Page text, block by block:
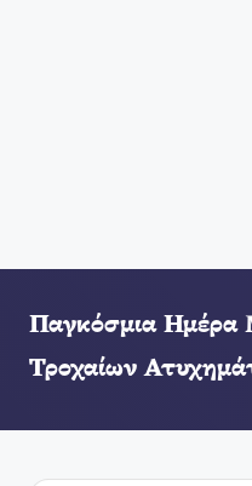
Παγκόσμια Ημέρα
Τροχαίων